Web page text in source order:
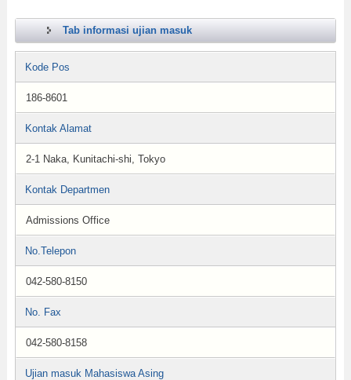
Tab informasi ujian masuk
Kode Pos
186-8601
Kontak Alamat
2-1 Naka, Kunitachi-shi, Tokyo
Kontak Departmen
Admissions Office
No.Telepon
042-580-8150
No. Fax
042-580-8158
Ujian masuk Mahasiswa Asing